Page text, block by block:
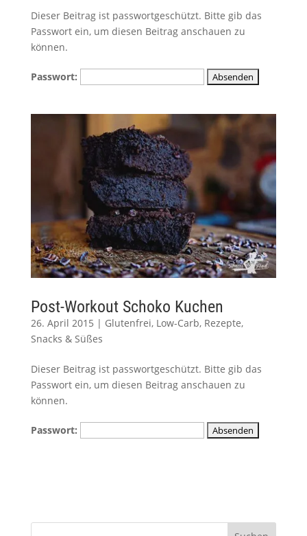
Dieser Beitrag ist passwortgeschützt. Bitte gib das
Passwort ein, um diesen Beitrag anschauen zu
können.
Passwort:
Post-Workout Schoko Kuchen
26. April 2015 | Glutenfrei, Low-Carb, Rezepte,
Snacks & Süßes
Dieser Beitrag ist passwortgeschützt. Bitte gib das
Passwort ein, um diesen Beitrag anschauen zu
können.
Passwort: